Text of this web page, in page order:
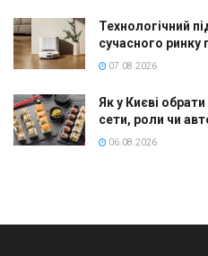
Технологічний
сучасного ринку
07.08.2026
Як у Києві
сети, роли чи
06.08.2026